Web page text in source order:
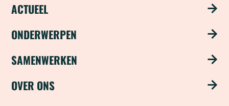
ACTUEEL
Nieuws
Nieuwsbrief
ONDERWERPEN
Schoon water
SAMENWERKEN
Steun ons met je bedrijf
OVER ONS